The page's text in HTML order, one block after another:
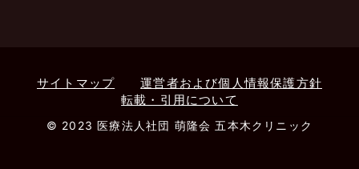
※ 木・日・祝は休診です
サイトマップ
運営者および個人情報保護方針
転載・引用について
© 2023 医療法人社団 萌隆会 五本木クリニック